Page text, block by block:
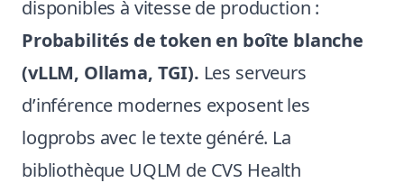
disponibles à vitesse de production :
Probabilités de token en boîte blanche
(vLLM, Ollama, TGI). Les serveurs
d’inférence modernes exposent les
logprobs avec le texte généré. La
bibliothèque UQLM de CVS Health